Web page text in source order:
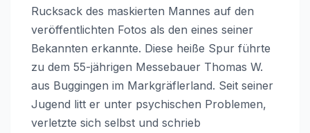
Rucksack des maskierten Mannes auf den
veröffentlichten Fotos als den eines seiner
Bekannten erkannte. Diese heiße Spur führte
zu dem 55-jährigen Messebauer Thomas W.
aus Buggingen im Markgräflerland. Seit seiner
Jugend litt er unter psychischen Problemen,
verletzte sich selbst und schrieb